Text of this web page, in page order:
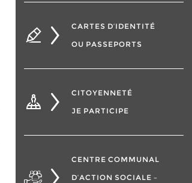
CARTES D’IDENTITÉ
OU PASSEPORTS
CITOYENNETÉ
JE PARTICIPE
CENTRE COMMUNAL
D’ACTION SOCIALE –